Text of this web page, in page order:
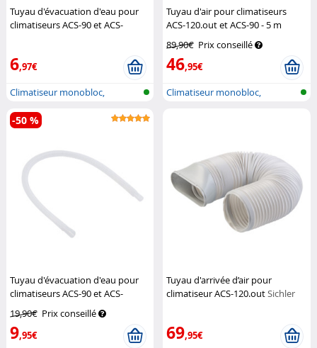
Tuyau d'évacuation d'eau pour
climatiseurs ACS-90 et ACS-
6,97€
Climatiseur monobloc,
également pou...
Tuyau d'air pour climatiseurs
ACS-120.out et ACS-90 - 5 m
89,90€ Prix conseillé
46,95€
Climatiseur monobloc,
Tuyau d'évacuation d'eau pour
climatiseurs ACS-90 et ACS-
Sichler Exclusive
19,90€ Prix conseillé
9,95€
-50 %
Tuyau d'arrivée d’air pour
climatiseur ACS-120.outSichler
69,95€